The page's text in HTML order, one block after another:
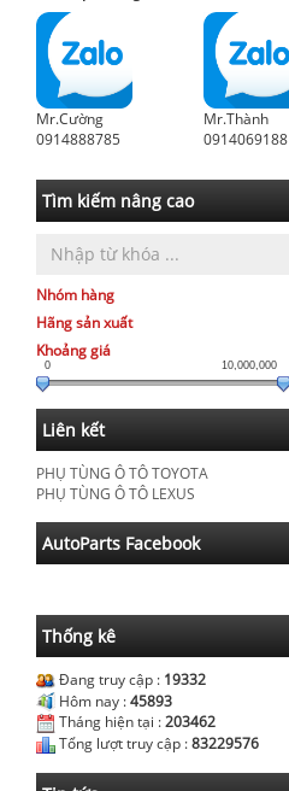
Mr.Cường
0914888785
Mr.Thành
0914069188
Tìm kiếm nâng cao
Nhóm hàng
Hãng sản xuất
Khoảng giá
0 10,000,000
Liên kết
PHỤ TÙNG Ô TÔ TOYOTA
PHỤ TÙNG Ô TÔ LEXUS
AutoParts Facebook
Thống kê
Đang truy cập : 19332
Hôm nay :45893
Tháng hiện tại :203462
Tổng lượt truy cập :83229576